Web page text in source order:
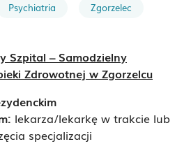
Psychiatria Zgorzelec
Szpital – Samodzielny
Zdrowotnej w Zgorzelcu
lekarza/lekarkę w trakcie lub
specjalizacji